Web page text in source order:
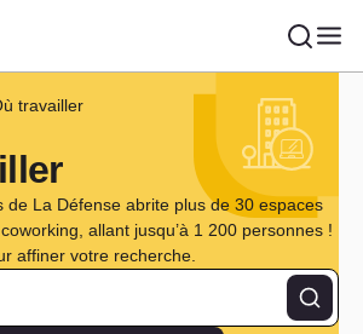
travailler
de La Défense abrite plus de 30 espaces
allant jusqu’à 1 200 personnes !
affiner votre recherche.